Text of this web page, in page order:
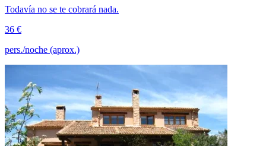
Todavía no se te cobrará nada.
36 €
pers./noche (aprox.)